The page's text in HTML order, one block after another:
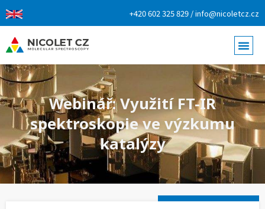
+420 602 325 829 / info@nicoletcz.cz
Webinář: Využití FT-IR
spektroskopie ve výzkumu
katalýzy